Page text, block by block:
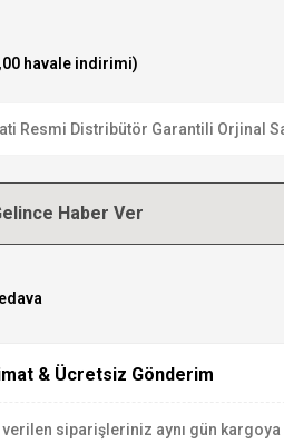
havale indirimi)
Resmi Distribütör Garantili Orjinal
Haber Ver
& Ücretsiz Gönderim
siparişleriniz aynı gün